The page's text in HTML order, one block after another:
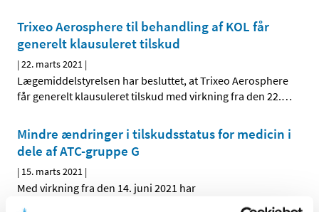
Trixeo Aerosphere til behandling af KOL får
generelt klausuleret tilskud
|22. marts 2021 |
Lægemiddelstyrelsen har besluttet, at Trixeo Aerosphere
får generelt klausuleret tilskud med virkning fra den 22.…
Mindre ændringer i tilskudsstatus for medicin i
dele af ATC-gruppe G
| 15. marts 2021 |
Med virkning fra den 14. juni 2021 har
Lægemiddelstyrelsen truffet afgørelse om fremtidig …